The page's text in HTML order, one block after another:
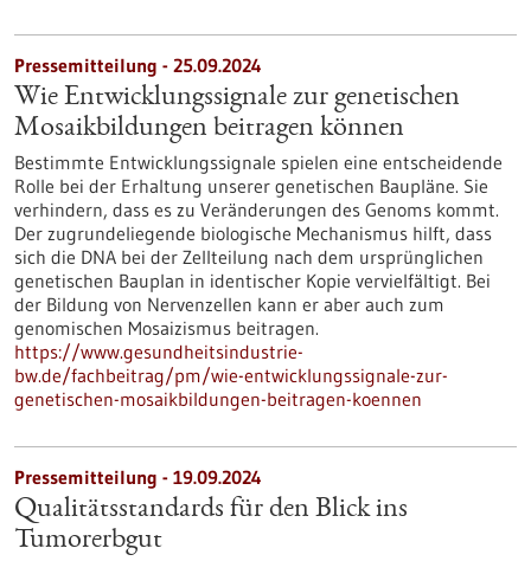
Pressemitteilung - 25.09.2024
Wie Entwicklungssignale zur genetischen
Mosaikbildungen beitragen können
Bestimmte Entwicklungssignale spielen eine entscheidende
Rolle bei der Erhaltung unserer genetischen Baupläne. Sie
verhindern, dass es zu Veränderungen des Genoms kommt.
Der zugrundeliegende biologische Mechanismus hilft, dass
sich die DNA bei der Zellteilung nach dem ursprünglichen
genetischen Bauplan in identischer Kopie vervielfältigt. Bei
der Bildung von Nervenzellen kann er aber auch zum
genomischen Mosaizismus beitragen.
https://www.gesundheitsindustrie-
bw.de/fachbeitrag/pm/wie-entwicklungssignale-zur-
genetischen-mosaikbildungen-beitragen-koennen
Pressemitteilung - 19.09.2024
Qualitätsstandards für den Blick ins
Tumorerbgut